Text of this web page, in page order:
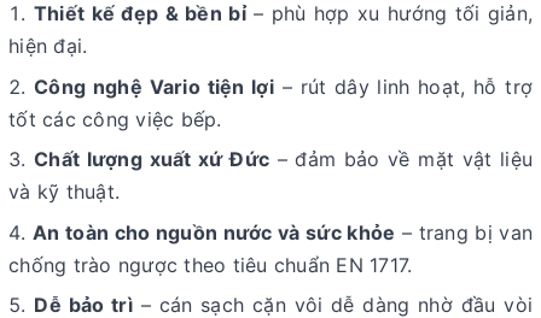
Thiết kế đẹp & bền bỉ– phù hợp xu hướng tối giản,
hiện đại.
Công nghệ Vario tiện lợi– rút dây linh hoạt, hỗ trợ
tốt các công việc bếp.
Chất lượng xuất xứ Đức – đảm bảo về mặt vật liệu
và kỹ thuật.
An toàn cho nguồn nước và sức khỏe – trang bị van
chống trào ngược theo tiêu chuẩn EN 1717.
Dễ bảo trì– cán sạch cặn vôi dễ dàng nhờ đầu vòi